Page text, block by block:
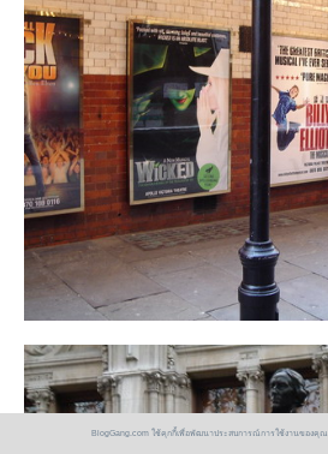
BlogGang.com ใช้คุกกี้เพื่อพัฒนาประสบการณ์การใช้งานของคุณ